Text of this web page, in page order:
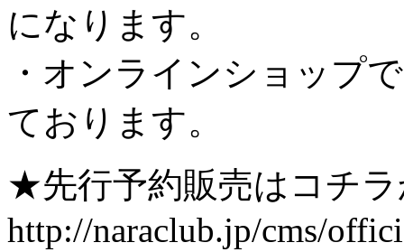
になります。
・オンラインショップ
ております。
★先行予約販売はコチ
http://naraclub.jp/cms/